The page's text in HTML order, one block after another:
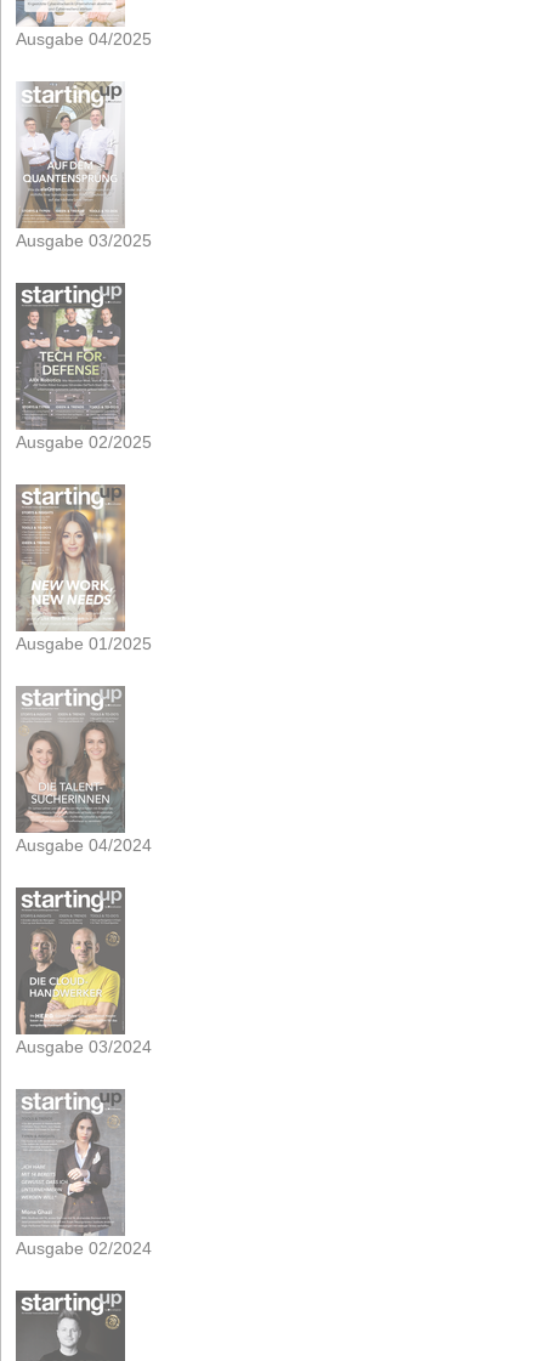
Ausgabe 04/2025
Ausgabe 03/2025
Ausgabe 02/2025
Ausgabe 01/2025
Ausgabe 04/2024
Ausgabe 03/2024
Ausgabe 02/2024